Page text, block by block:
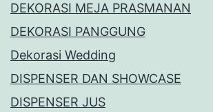
DEKORASI MEJA PRASMANAN
DEKORASI PANGGUNG
Dekorasi Wedding
DISPENSER DAN SHOWCASE
DISPENSER JUS